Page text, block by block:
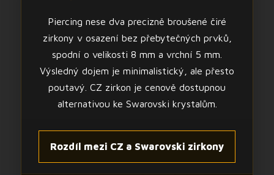
Piercing nese dva precizně broušené čiré
zirkony v osazení bez přebytečných prvků,
spodní o velikosti 8 mm a vrchní 5 mm.
Výsledný dojem je minimalistický, ale přesto
poutavý. CZ zirkon je cenově dostupnou
alternativou ke Swarovski krystalům.
Rozdíl mezi CZ a Swarovski zirkony